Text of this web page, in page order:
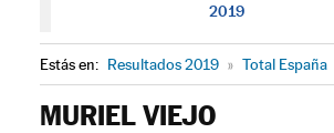
2019
Estás en: Resultados 2019 » Total España
MURIEL VIEJO